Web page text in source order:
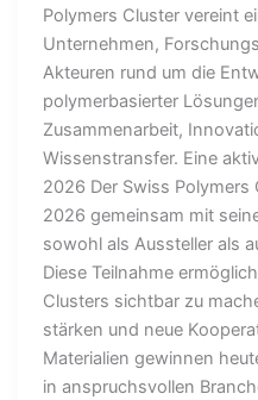
Polymers Cluster vereint
Unternehmen,
Akteuren rund um die
polymerbasierter
Zusammenarbeit,
Wissenstransfer. Eine
2026 Der Swiss Polymers
2026 gemeinsam mit
sowohl als Aussteller als
Diese Teilnahme
Clusters sichtbar zu
stärken und neue
Materialien gewinnen
in anspruchsvollen